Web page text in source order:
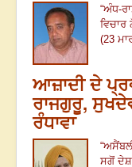
“ਅੰਧ-
ਵਿਚਾਰ
(23
ਆਜ਼ਾਦੀ ਦੇ
ਰਾਜਗੁਰੂ,
ਰੰਧਾਵਾ
ਸਗੋਂ ਦੇਸ਼